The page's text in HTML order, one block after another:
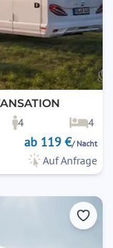
4
4
ab 119 €/ Nacht
Auf Anfrage